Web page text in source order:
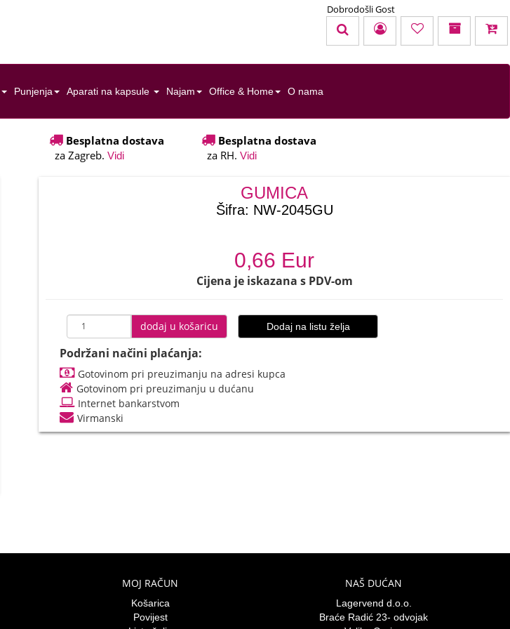
KOŠARICA
Dobrodošli Gost
Punjenja Aparati na kapsule Najam Office & Home O nama
Besplatna dostava
za Zagreb. Vidi
Besplatna dostava
za RH.Vidi
GUMICA
Šifra: NW-2045GU
0,66 Eur
Cijena je iskazana s PDV-om
dodaj u košaricu Dodaj na listu želja
Podržani načini plaćanja:
Gotovinom pri preuzimanju na adresi kupca
Gotovinom pri preuzimanju u dućanu
Internet bankarstvom
Virmanski
MOJ RAČUN
Košarica
Povijest
NAŠ DUĆAN
Lagervend d.o.o.
Braće Radić 23- odvojak